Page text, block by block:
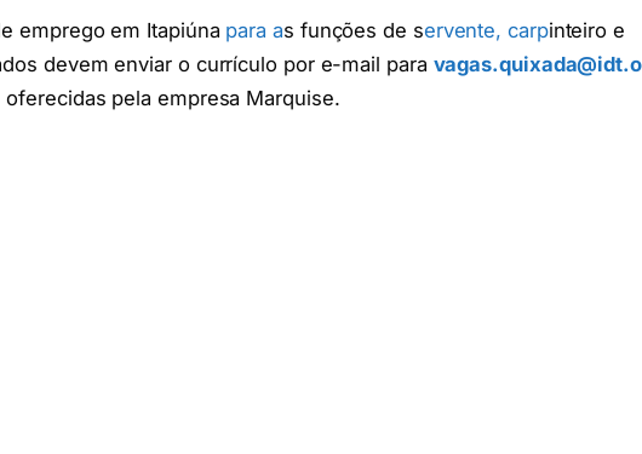
emprego em Itapiúna para as funções de servente, carpinteiro e
devem enviar o currículo por e-mail para
pela empresa Marquise.